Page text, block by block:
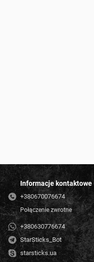
Informacje kontaktowe
+380670076674
Połączenie zwrotne
+380630776674
StarSticks_Bot
starsticks.ua